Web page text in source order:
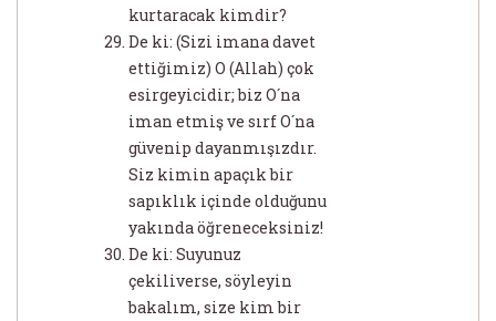
kurtaracak kimdir?
De ki: (Sizi imana davet
ettiğimiz) O (Allah) çok
esirgeyicidir; biz O´na
iman etmiş ve sırf O´na
güvenip dayanmışızdır.
Siz kimin apaçık bir
sapıklık içinde olduğunu
yakında öğreneceksiniz!
De ki: Suyunuz
çekiliverse, söyleyin
bakalım, size kim bir